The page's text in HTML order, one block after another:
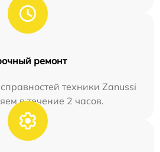
ремонт
техники Zanussi
в течение 2 часов.